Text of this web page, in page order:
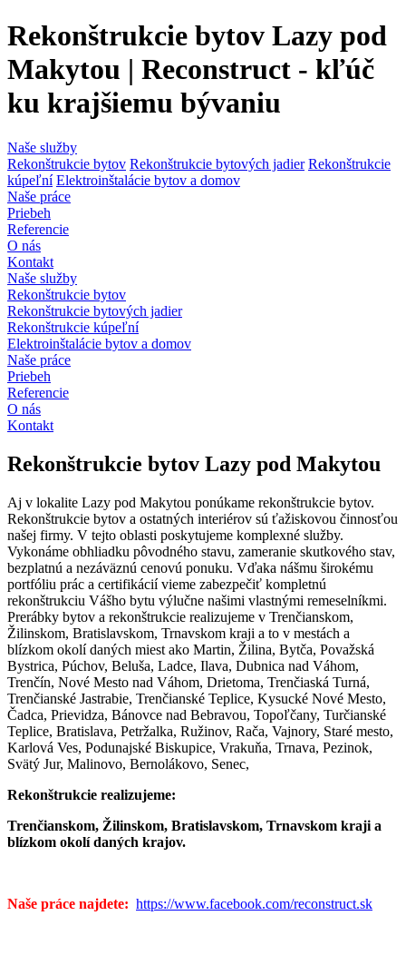
Rekonštrukcie bytov Lazy pod
Makytou | Reconstruct - kľúč
ku krajšiemu bývaniu
Naše služby
Rekonštrukcie bytov Rekonštrukcie bytových jadier Rekonštrukcie
kúpeľní Elektroinštalácie bytov a domov
Naše práce
Priebeh
Referencie
O nás
Kontakt
Naše služby
Rekonštrukcie bytov
Rekonštrukcie bytových jadier
Rekonštrukcie kúpeľní
Elektroinštalácie bytov a domov
Naše práce
Priebeh
Referencie
O nás
Kontakt
Rekonštrukcie bytov Lazy pod Makytou
Aj v lokalite Lazy pod Makytou ponúkame rekonštrukcie bytov.
Rekonštrukcie bytov a ostatných interiérov sú ťažiskovou činnosťou
našej firmy. V tejto oblasti poskytujeme komplexné služby.
Vykonáme obhliadku pôvodného stavu, zameranie skutkového stav,
bezplatnú a nezáväznú cenovú ponuku. Vďaka nášmu širokému
portfóliu prác a certifikácií vieme zabezpečiť kompletnú
rekonštrukciu Vášho bytu výlučne našimi vlastnými remeselníkmi.
Prerábky bytov a rekonštrukcie realizujeme v Trenčianskom,
Žilinskom, Bratislavskom, Trnavskom kraji a to v mestách a
blízkom okolí daných miest ako Martin, Žilina, Bytča, Považská
Bystrica, Púchov, Beluša, Ladce, Ilava, Dubnica nad Váhom,
Trenčín, Nové Mesto nad Váhom, Drietoma, Trenčiaská Turná,
Trenčianské Jastrabie, Trenčianské Teplice, Kysucké Nové Mesto,
Čadca, Prievidza, Bánovce nad Bebravou, Topoľčany, Turčianské
Teplice, Bratislava, Petržalka, Ružinov, Rača, Vajnory, Staré mesto,
Karlová Ves, Podunajské Biskupice, Vrakuňa, Trnava, Pezinok,
Svätý Jur, Malinovo, Bernolákovo, Senec,
Rekonštrukcie realizujeme:
Trenčianskom, Žilinskom, Bratislavskom, Trnavskom kraji a
blízkom okolí daných krajov.
Naše práce najdete: https://www.facebook.com/reconstruct.sk